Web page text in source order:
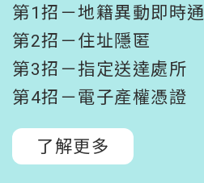
第1招－地籍異動即時通
第2招－住址隱匿
第3招－指定送達處所
第4招－電子產權憑證
了解更多